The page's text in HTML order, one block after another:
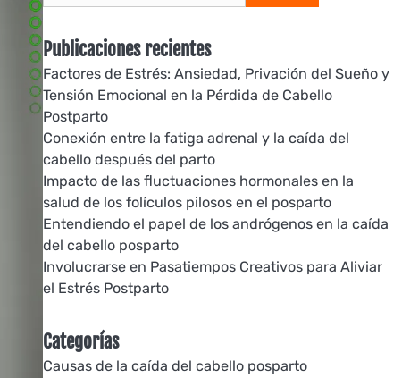
for:
Publicaciones recientes
Factores de Estrés: Ansiedad, Privación del Sueño y
Tensión Emocional en la Pérdida de Cabello
Postparto
Conexión entre la fatiga adrenal y la caída del
cabello después del parto
Impacto de las fluctuaciones hormonales en la
salud de los folículos pilosos en el posparto
Entendiendo el papel de los andrógenos en la caída
del cabello posparto
Involucrarse en Pasatiempos Creativos para Aliviar
el Estrés Postparto
Categorías
Causas de la caída del cabello posparto